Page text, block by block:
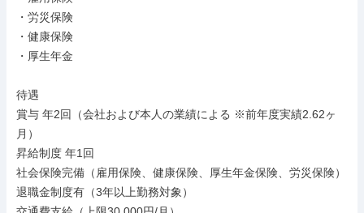
・労災保険
・健康保険
・厚生年金
待遇
賞与 年2回（会社および本人の業績による ※前年度実績2.62ヶ
月）
昇給制度 年1回
社会保険完備（雇用保険、健康保険、厚生年金保険、労災保険）
退職金制度有（3年以上勤務対象）